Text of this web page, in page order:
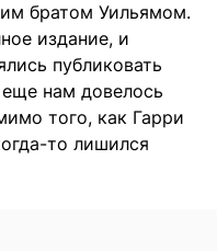
братом Уильямом.
издание, и
публиковать
нам довелось
того, как Гарри
то лишился